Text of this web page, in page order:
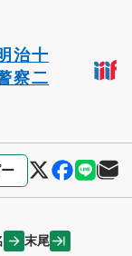
治十
察二
末尾